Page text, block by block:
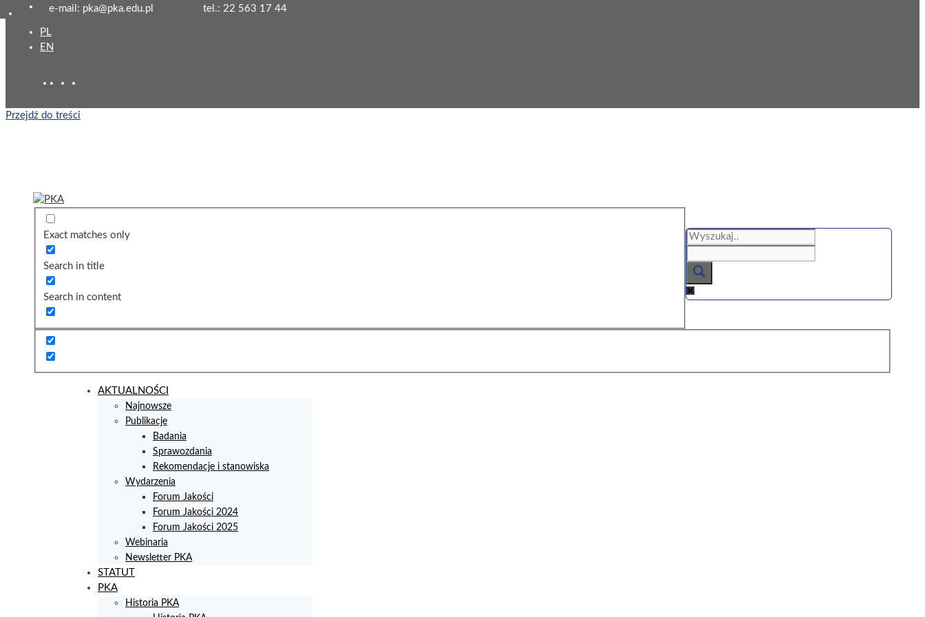
e-mail: pka@pka.edu.pl tel.: 22 563 17 44
PL
EN
Przejdź do treści
Exact matches only
Search in title
Search in content
AKTUALNOŚCI
Najnowsze
Publikacje
Badania
Sprawozdania
Rekomendacje i stanowiska
Wydarzenia
Forum Jakości
Forum Jakości 2024
Forum Jakości 2025
Webinaria
Newsletter PKA
STATUT
PKA
Historia PKA